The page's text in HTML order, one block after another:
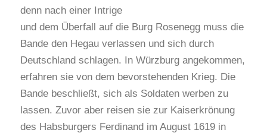
denn nach einer Intrige
und dem Überfall auf die Burg Rosenegg muss die
Bande den Hegau verlassen und sich durch
Deutschland schlagen. In Würzburg angekommen,
erfahren sie von dem bevorstehenden Krieg. Die
Bande beschließt, sich als Soldaten werben zu
lassen. Zuvor aber reisen sie zur Kaiserkrönung
des Habsburgers Ferdinand im August 1619 in